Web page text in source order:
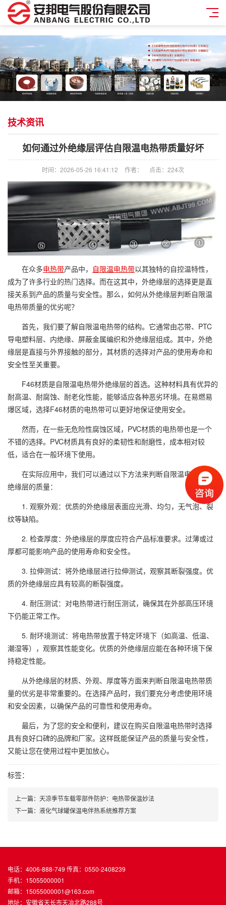
技术资讯
如何通过外绝缘层评估自限温电热带质量好坏
时间：2026-05-26 16:41:12 作者： 点击： 224次
在众多电热带产品中， 自限温电热带以其独特的自控温特性，
成为了许多行业的热门选择。而在这其中，外绝缘层的选择更是直
接关系到产品的质量与安全性。那么，如何从外绝缘层判断自限温
电热带质量的优劣呢？
首先，我们要了解自限温电热带的结构。它通常由芯带、PTC
导电塑料层、内绝缘、屏蔽金属编织和外绝缘层组成。其中，外绝
缘层是直接与外界接触的部分，其材质的选择对产品的使用寿命和
安全性至关重要。
F46材质是自限温电热带外绝缘层的首选。这种材料具有优异的
耐高温、耐腐蚀、耐老化性能，能够适应各种恶劣环境。在易燃易
爆区域，选择F46材质的电热带可以更好地保证使用安全。
然而，在一些无危险性腐蚀区域，PVC材质的电热带也是一个
不错的选择。PVC材质具有良好的柔韧性和耐磨性，成本相对较
低，适合在一般环境下使用。
在实际应用中，我们可以通过以下方法来判断自限温电热带外
绝缘层的质量：
1. 观察外观：优质的外绝缘层表面应光滑、均匀，无气泡、裂
纹等缺陷。
2. 检查厚度：外绝缘层的厚度应符合产品标准要求。过薄或过
厚都可能影响产品的使用寿命和安全性。
3. 拉伸测试：将外绝缘层进行拉伸测试，观察其断裂强度。优
质的外绝缘层应具有较高的断裂强度。
4. 耐压测试：对电热带进行耐压测试，确保其在外部高压环境
下仍能正常工作。
5. 耐环境测试：将电热带放置于特定环境下（如高温、低温、
潮湿等），观察其性能变化。优质的外绝缘层应能在各种环境下保
持稳定性能。
从外绝缘层的材质、外观、厚度等方面来判断自限温电热带质
量的优劣是非常重要的。在选择产品时，我们要充分考虑使用环境
和安全因素，以确保产品的可靠性和使用寿命。
最后，为了您的安全和便利，建议在购买自限温电热带时选择
具有良好口碑的品牌和厂家。这样既能保证产品的质量与安全性，
又能让您在使用过程中更加放心。
标签：
上一篇：天凉季节车载零部件防护：电热带保温妙法
下一篇：液化气球罐保温电伴热系统推荐方案
电话：4006-888-749 传真：0550-2408239
手机：15055000001
邮箱：15055000001@163.com
地址：安徽省天长市天冶北路288号